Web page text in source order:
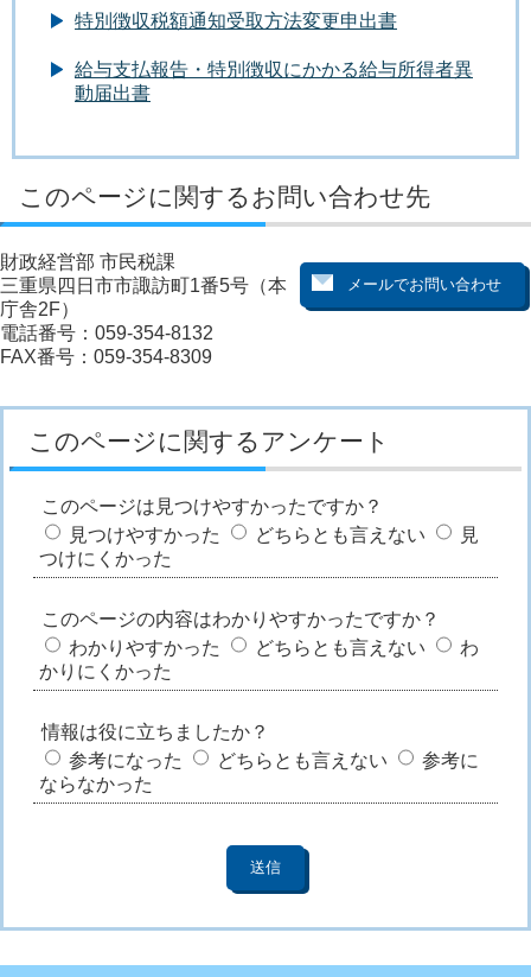
特別徴収税額通知受取方法変更申出書
給与支払報告・特別徴収にかかる給与所得者異
動届出書
このページに関するお問い合わせ先
財政経営部 市民税課
三重県四日市市諏訪町1番5号（本
庁舎2F）
電話番号：059-354-8132
FAX番号：059-354-8309
このページに関するアンケート
このページは見つけやすかったですか？
見つけやすかった
どちらとも言えない
見
つけにくかった
このページの内容はわかりやすかったですか？
わかりやすかった
どちらとも言えない
わ
かりにくかった
情報は役に立ちましたか？
参考になった
どちらとも言えない
参考に
ならなかった